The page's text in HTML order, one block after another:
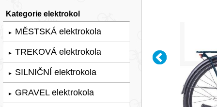
Kategorie elektrokol
► MĚSTSKÁ elektrokola
► TREKOVÁ elektrokola
► SILNIČNÍ elektrokola
► GRAVEL elektrokola